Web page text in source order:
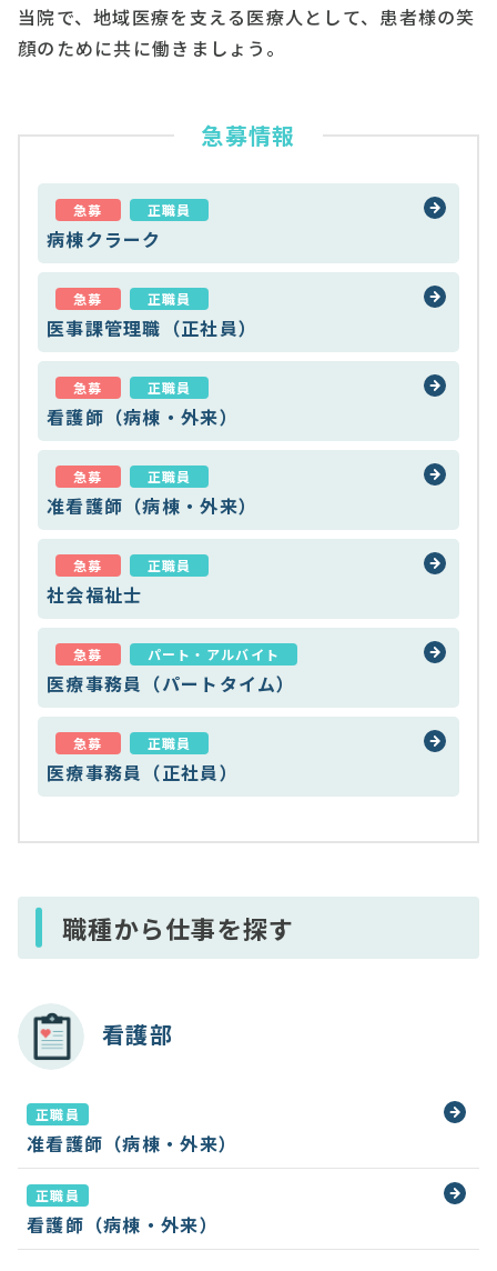
当院で、地域医療を支える医療人として、患者様の笑
顔のために共に働きましょう。
急募情報
急募 正職員
病棟クラーク
急募 正職員
医事課管理職（正社員）
急募 正職員
看護師（病棟・外来）
急募 正職員
准看護師（病棟・外来）
急募 正職員
社会福祉士
急募 パート・アルバイト
医療事務員（パートタイム）
急募 正職員
医療事務員（正社員）
職種から仕事を探す
看護部
正職員
准看護師（病棟・外来）
正職員
看護師（病棟・外来）